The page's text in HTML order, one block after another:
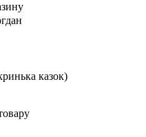
казок)